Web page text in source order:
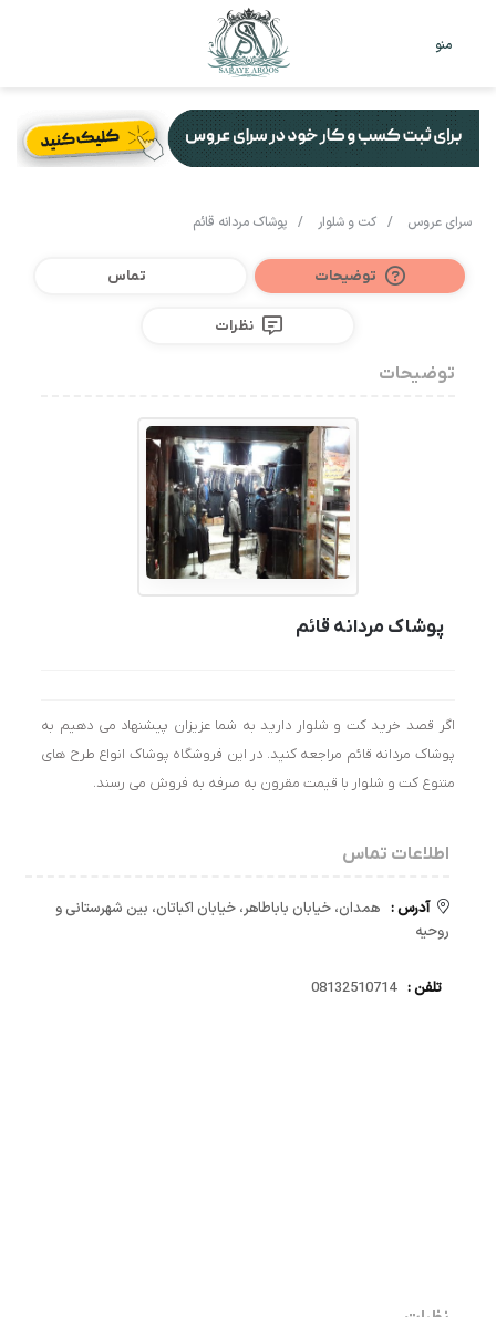
منو
سرای عروس / کت و شلوار / پوشاک مردانه قائم
توضیحات تماس
نظرات
توضیحات
پوشاک مردانه قائم
اگر قصد خرید کت و شلوار دارید به شما عزیزان پیشنهاد می دهیم به
پوشاک مردانه قائم مراجعه کنید. در این فروشگاه پوشاک انواع طرح های
متنوع کت و شلوار با قیمت مقرون به صرفه به فروش می رسند.
اطلاعات تماس
آدرس : همدان، خیابان باباطاهر، خیابان اکباتان، بین شهرستانی و
روحیه
تلفن : 08132510714